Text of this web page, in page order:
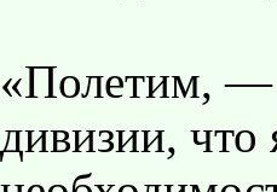
«Полетим, —
дивизии,